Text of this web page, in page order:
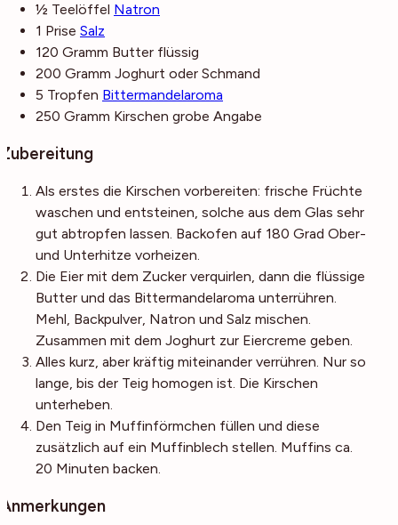
½ Teelöffel Natron
1 Prise Salz
120 Gramm Butter flüssig
200 Gramm Joghurt oder Schmand
5 Tropfen Bittermandelaroma
250 Gramm Kirschen grobe Angabe
Zubereitung
Als erstes die Kirschen vorbereiten: frische Früchte
waschen und entsteinen, solche aus dem Glas sehr
gut abtropfen lassen. Backofen auf 180 Grad Ober-
und Unterhitze vorheizen.
Die Eier mit dem Zucker verquirlen, dann die flüssige
Butter und das Bittermandelaroma unterrühren.
Mehl, Backpulver, Natron und Salz mischen.
Zusammen mit dem Joghurt zur Eiercreme geben.
Alles kurz, aber kräftig miteinander verrühren. Nur so
lange, bis der Teig homogen ist. Die Kirschen
unterheben.
Den Teig in Muffinförmchen füllen und diese
zusätzlich auf ein Muffinblech stellen. Muffins ca.
20 Minuten backen.
Anmerkungen